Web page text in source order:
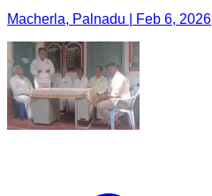
Macherla, Palnadu | Feb 6, 2026